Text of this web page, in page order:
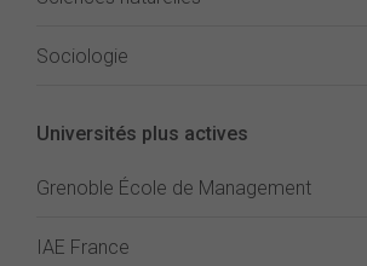
Sociologie
Universités plus actives
Grenoble École de Management
IAE France